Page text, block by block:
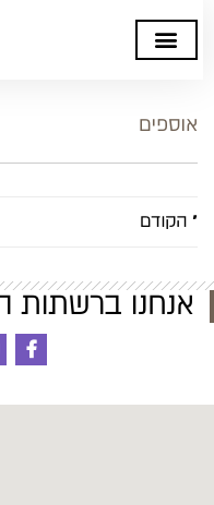
אוספים
« הקודם
אנחנו ברשתות